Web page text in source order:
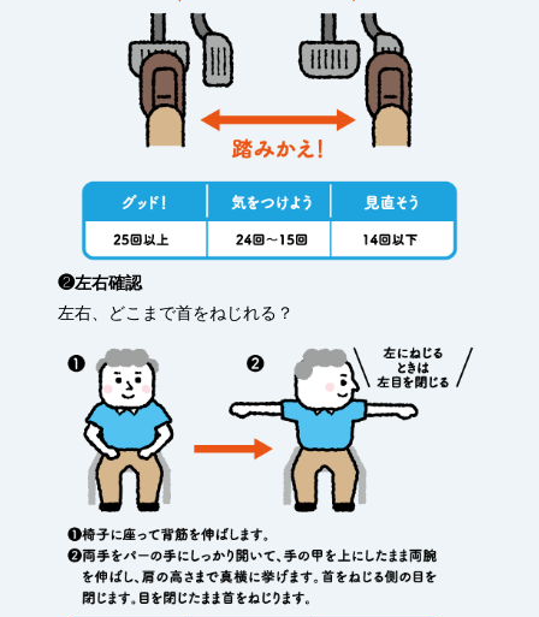
❷左右確認
左右、どこまで首をねじれる？